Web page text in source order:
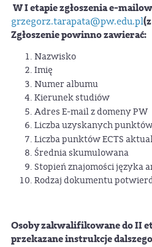
W I etapie zgłoszenia e-
grzegorz.tarapata@pw.edu.pl
Zgłoszenie powinno zawierać:
Nazwisko
Imię
Numer albumu
Kierunek studiów
Adres E-mail z domeny PW
Liczba uzyskanych punktów
Liczba punktów ECTS
Średnia skumulowana
Stopień znajomości języka
Rodzaj dokumentu
Osoby zakwalifikowane do II
przekazane instrukcje